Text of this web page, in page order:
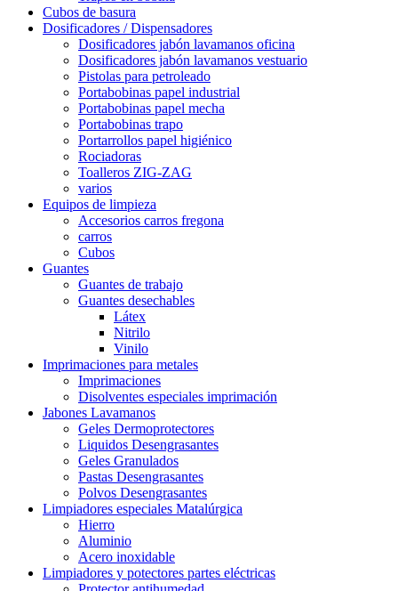
Cubos de basura
Dosificadores / Dispensadores
Dosificadores jabón lavamanos oficina
Dosificadores jabón lavamanos vestuario
Pistolas para petroleado
Portabobinas papel industrial
Portabobinas papel mecha
Portabobinas trapo
Portarrollos papel higiénico
Rociadoras
Toalleros ZIG-ZAG
varios
Equipos de limpieza
Accesorios carros fregona
carros
Cubos
Guantes
Guantes de trabajo
Guantes desechables
Látex
Nitrilo
Vinilo
Imprimaciones para metales
Imprimaciones
Disolventes especiales imprimación
Jabones Lavamanos
Geles Dermoprotectores
Liquidos Desengrasantes
Geles Granulados
Pastas Desengrasantes
Polvos Desengrasantes
Limpiadores especiales Matalúrgica
Hierro
Aluminio
Acero inoxidable
Limpiadores y potectores partes eléctricas